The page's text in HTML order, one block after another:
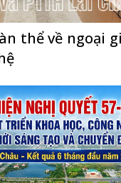
thể về ngoại